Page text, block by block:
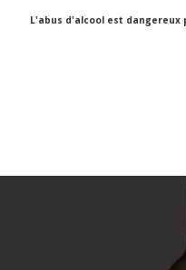
L'abus d'alcool est dangereux